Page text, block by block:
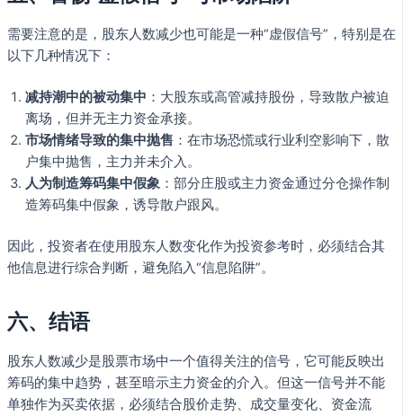
需要注意的是，股东人数减少也可能是一种“虚假信号”，特别是在
以下几种情况下：
减持潮中的被动集中 ：大股东或高管减持股份，导致散户被迫
离场，但并无主力资金承接。
市场情绪导致的集中抛售 ：在市场恐慌或行业利空影响下，散
户集中抛售，主力并未介入。
人为制造筹码集中假象 ：部分庄股或主力资金通过分仓操作制
造筹码集中假象，诱导散户跟风。
因此，投资者在使用股东人数变化作为投资参考时，必须结合其
他信息进行综合判断，避免陷入“信息陷阱”。
六、结语
股东人数减少是股票市场中一个值得关注的信号，它可能反映出
筹码的集中趋势，甚至暗示主力资金的介入。但这一信号并不能
单独作为买卖依据，必须结合股价走势、成交量变化、资金流